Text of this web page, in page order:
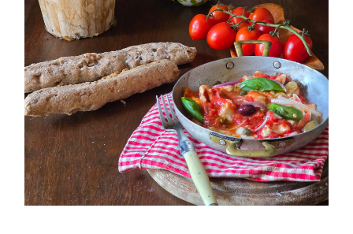
PETTI DI POLLO ALLA PIZZAIOLA